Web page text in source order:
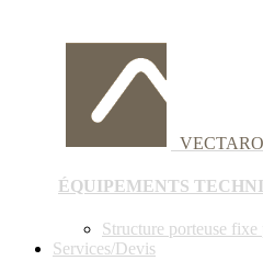
ÉQUIPEMENTS
Structure porteuse
Services/Devis